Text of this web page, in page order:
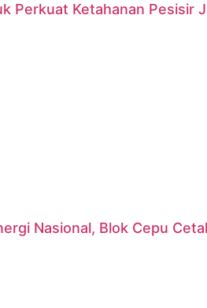
Perkuat Ketahanan Pesisir
Nasional, Blok Cepu